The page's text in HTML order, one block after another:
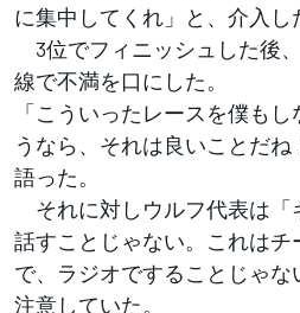
に集中してくれ」と、介入し
3位でフィニッシュした後
線で不満を口にした。
「こういったレースを僕も
うなら、それは良いことだ
語った。
それに対しウルフ代表は「
話すことじゃない。これはチ
で、ラジオですることじゃ
注意していた。